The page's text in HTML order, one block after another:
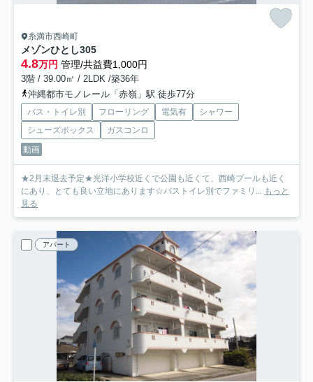
糸満市西崎町
メゾンひとし305
4.8万円 管理/共益費1,000円
3階 / 39.00㎡ / 2LDK /築36年
沖縄都市モノレール「赤嶺」駅 徒歩77分
バス・トイレ別 フローリング 電気有
シャワー
シューズボックス
ガスコンロ
動画
★2月末退去予定★光洋小学校近くで公園も近くて、西崎プールも近く
にあり、とても良い立地にあります☆バストイレ別でファミリ...
もっと
見る
アパート